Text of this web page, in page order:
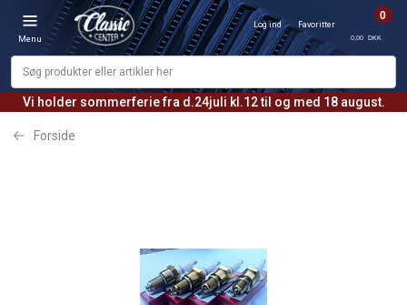
Vi holder sommerferie fra d.24juli kl.12 til og med 18 august.
Menu
Log ind Favoritter
0
0,00 DKK
Forside